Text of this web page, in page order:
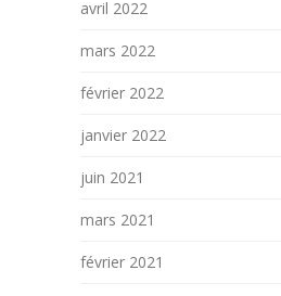
avril 2022
mars 2022
février 2022
janvier 2022
juin 2021
mars 2021
février 2021